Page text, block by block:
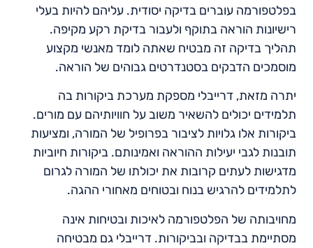
בפלטפורמה עוברים בדיקה יסודית. עליהם להיות בעלי
רישיונות הוראה בתוקף ולעבור בדיקת רקע מקיפה.
תהליך בדיקה זה מבטיח שאתה לומד מאנשי מקצוע
מוסמכים הדבקים בסטנדרטים גבוהים של הוראה.
יתרה מזאת, דרייבלי מספקת מערכת ביקורות בה
תלמידים יכולים להשאיר משוב על חוויותיהם עם מורים.
ביקורות אלו גלויות לציבור בפרופיל של המורה, ומציעות
תובנות לגבי יעילות ההוראה ואמינותם. ביקורות חיוביות
מדגישות לעתים קרובות את יכולתו של המורה לגרום
לתלמידים להרגיש בנוח ובטוחים מאחורי ההגה.
מחויבותה של הפלטפורמה לאיכות ובטיחות אינה
מסתיימת בבדיקה ובביקורות. דרייבלי גם מבטיחה